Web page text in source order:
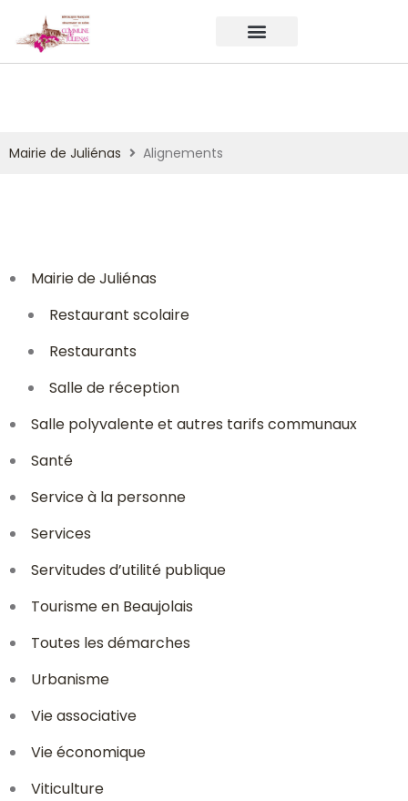
Mairie de Juliénas Alignements
Mairie de Juliénas
Restaurant scolaire
Restaurants
Salle de réception
Salle polyvalente et autres tarifs communaux
Santé
Service à la personne
Services
Servitudes d’utilité publique
Tourisme en Beaujolais
Toutes les démarches
Urbanisme
Vie associative
Vie économique
Viticulture